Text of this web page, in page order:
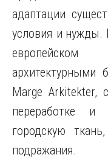
адаптации
условия и нужды.
европейском
Marge Arkitekter,
переработке и
городскую
подражания.